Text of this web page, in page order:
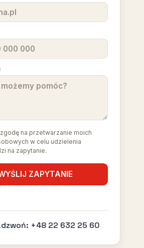
na przetwarzanie moich
w celu udzielenia
na zapytanie.
+48 22 632 25 60